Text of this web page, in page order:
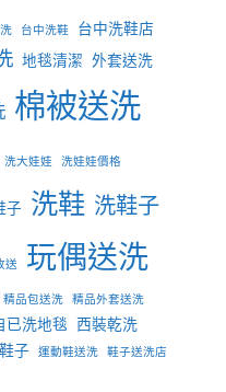
台中洗鞋 台中洗鞋店
地毯清潔 外套送洗
棉被送洗
洗大娃娃 洗娃娃價格
子 洗鞋 洗鞋子
送 玩偶送洗
精品包送洗
精品外套送洗
已洗地毯 西裝乾洗
子 運動鞋送洗
鞋子送洗店